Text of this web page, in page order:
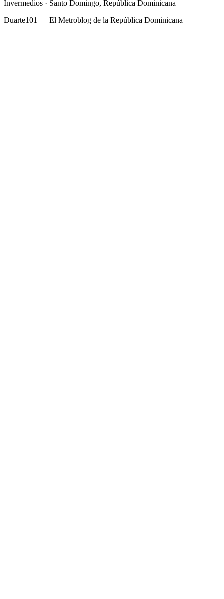
Invermedios · Santo Domingo, República Dominicana
Duarte101 — El Metroblog de la República Dominicana